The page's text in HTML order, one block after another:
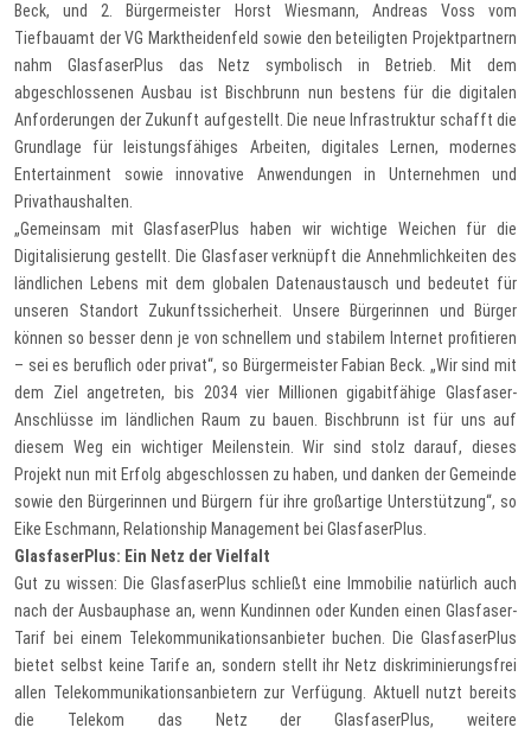
Beck, und 2. Bürgermeister Horst Wiesmann, Andreas Voss vom
Tiefbauamt der VG Marktheidenfeld sowie den beteiligten Projektpartnern
nahm GlasfaserPlus das Netz symbolisch in Betrieb. Mit dem
abgeschlossenen Ausbau ist Bischbrunn nun bestens für die digitalen
Anforderungen der Zukunft aufgestellt. Die neue Infrastruktur schafft die
Grundlage für leistungsfähiges Arbeiten, digitales Lernen, modernes
Entertainment sowie innovative Anwendungen in Unternehmen und
Privathaushalten.
„Gemeinsam mit GlasfaserPlus haben wir wichtige Weichen für die
Digitalisierung gestellt. Die Glasfaser verknüpft die Annehmlichkeiten des
ländlichen Lebens mit dem globalen Datenaustausch und bedeutet für
unseren Standort Zukunftssicherheit. Unsere Bürgerinnen und Bürger
können so besser denn je von schnellem und stabilem Internet profitieren
– sei es beruflich oder privat“, so Bürgermeister Fabian Beck. „Wir sind mit
dem Ziel angetreten, bis 2034 vier Millionen gigabitfähige Glasfaser-
Anschlüsse im ländlichen Raum zu bauen. Bischbrunn ist für uns auf
diesem Weg ein wichtiger Meilenstein. Wir sind stolz darauf, dieses
Projekt nun mit Erfolg abgeschlossen zu haben, und danken der Gemeinde
sowie den Bürgerinnen und Bürgern für ihre großartige Unterstützung“, so
Eike Eschmann, Relationship Management bei GlasfaserPlus.
GlasfaserPlus: Ein Netz der Vielfalt
Gut zu wissen: Die GlasfaserPlus schließt eine Immobilie natürlich auch
nach der Ausbauphase an, wenn Kundinnen oder Kunden einen Glasfaser-
Tarif bei einem Telekommunikationsanbieter buchen. Die GlasfaserPlus
bietet selbst keine Tarife an, sondern stellt ihr Netz diskriminierungsfrei
allen Telekommunikationsanbietern zur Verfügung. Aktuell nutzt bereits
die Telekom das Netz der GlasfaserPlus, weitere